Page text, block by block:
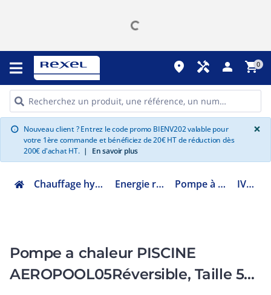
place handyman person shopping_cart0
info Nouveau client ? Entrez le code promo BIENV202 valable pour
votre 1ère commande et bénéficiez de 20€ HT de réduction dès
200€ d'achat HT. | En savoir plus
×
Chauffage hydraulique et plomberie Energie renouvelable ENR Pompe à chaleur de piscine IVZ-05-NEO
Pompe a chaleur PISCINE
AEROPOOL05Réversible, Taille 5